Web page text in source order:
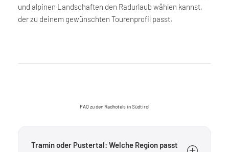
und alpinen Landschaften den Radurlaub wählen kannst,
der zu deinem gewünschten Tourenprofil passt.
FAQ zu den Radhotels in Südtirol
Tramin oder Pustertal: Welche Region passt